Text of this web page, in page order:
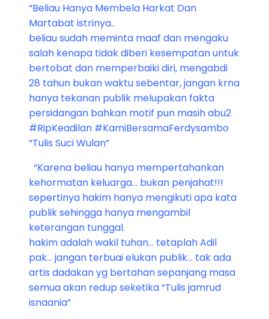
“Beliau Hanya Membela Harkat Dan
Martabat istrinya..
beliau sudah meminta maaf dan mengaku
salah kenapa tidak diberi kesempatan untuk
bertobat dan memperbaiki diri, mengabdi
28 tahun bukan waktu sebentar, jangan krna
hanya tekanan publik melupakan fakta
persidangan bahkan motif pun masih abu2
#RipKeadilan #KamiBersamaFerdysambo
“Tulis Suci Wulan”
“Karena beliau hanya mempertahankan
kehormatan keluarga… bukan penjahat!!!
sepertinya hakim hanya mengikuti apa kata
publik sehingga hanya mengambil
keterangan tunggal.
hakim adalah wakil tuhan… tetaplah Adil
pak… jangan terbuai elukan publik… tak ada
artis dadakan yg bertahan sepanjang masa
semua akan redup seketika “Tulis jamrud
isnaania”